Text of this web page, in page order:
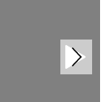
всевозможные
как в этом видео —
бумажных